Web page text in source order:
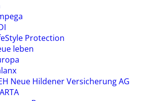
Protection
leben
Neue Hildener Versicherung AG